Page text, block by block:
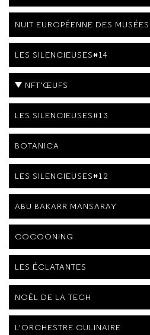
NUIT EUROPÉENNE DES MUSÉES
LES SILENCIEUSES#14
NFT’ŒUFS
LES SILENCIEUSES#13
BOTANICA
LES SILENCIEUSES#12
ABU BAKARR MANSARAY
COCOONING
LES ÉCLATANTES
NOËL DE LA TECH
L'ORCHESTRE CULINAIRE